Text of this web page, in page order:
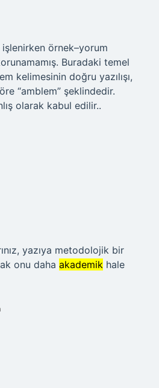
örnek–yorum
Buradaki temel
kelimesinin doğru yazılışı,
“amblem” şeklindedir.
olarak kabul edilir..
yazıya metodolojik bir
onu daha akademik hale